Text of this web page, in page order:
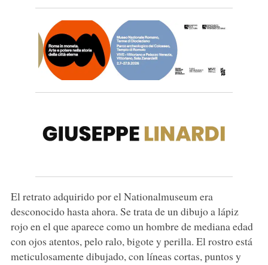
El retrato adquirido por el Nationalmuseum era
desconocido hasta ahora. Se trata de un dibujo a lápiz
rojo en el que aparece como un hombre de mediana edad
con ojos atentos, pelo ralo, bigote y perilla. El rostro está
meticulosamente dibujado, con líneas cortas, puntos y